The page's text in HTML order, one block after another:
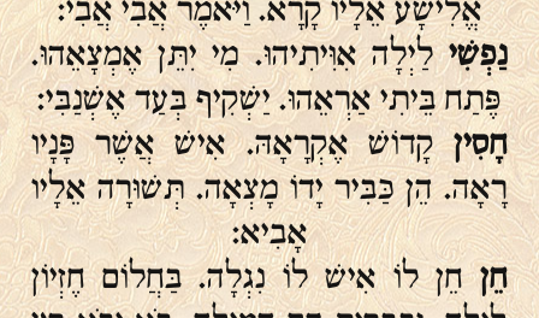
אֱלִישָׁע אֵלָיו קָרָא. וַיֹּאמֶר אֲבִי אֲבִי:
נַפְשִׁילַיְלָה אִוִּיתִיהוּ. מִי יִתֵּן אֶמְצָאֵהוּ.
פֶּתַח בֵּיתִי אַרְאֵהוּ. יַשְׁקִיף בְּעַד אֶשְׁנַבִּי:
חָסִיןקָדוֹשׁ אֶקְרָאָהּ. אִישׁ אֲשֶׁר פָּנָיו
רָאָה. הֵן כַּבִּיר יָדוֹ מָצְאָה. תְּשׁוּרָה אֵלָיו
אָבִיא:
חֵןחֵן לוֹ אִישׁ לוֹ נִגְלָה. בַּחֲלוֹם חֶזְיוֹן